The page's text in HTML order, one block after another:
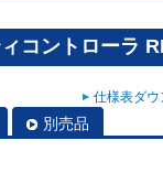
コントローラ
仕様表ダ
別売品